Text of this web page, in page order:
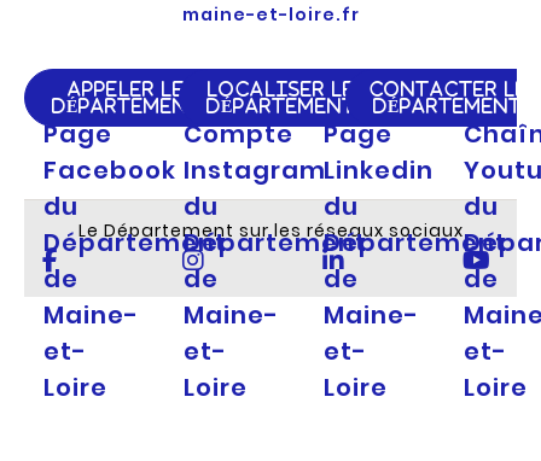
maine-et-loire.fr
APPELER LE
DÉPARTEMENT
LOCALISER LE
DÉPARTEMENT
CONTACTER LE
DÉPARTEMENT
Le Département sur les réseaux sociaux
Page
Facebook
du
Département
de
Maine-
et-
Loire
Compte
Instagram
du
Département
de
Maine-
et-
Loire
Page
Linkedin
du
Département
de
Maine-
et-
Loire
du
de
et-
Loire